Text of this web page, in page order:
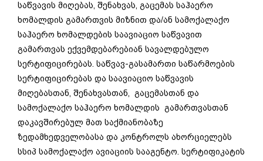
საწვავის მიღებას, შენახვას, გაცემას საჰაერო
ხომალდის გამართვის მიზნით და/ან სამოქალაქო
საჰაერო ხომალდების საავიაციო საწვავით
გამართვას ექვემდებარებიან სავალდებულო
სერტიფიცირებას. საწვავ-გასამართი საწარმოების
სერტიფიცირებას და საავიაციო საწვავის
მიღებასთან, შენახვასთან, გაცემასთან და
სამოქალაქო საჰაერო ხომალდის გამართვასთან
დაკავშირებულ მათ საქმიანობაზე
ზედამხედველობასა და კონტროლს ახორციელებს
სსიპ სამოქალაქო ავიაციის სააგენტო. სერტიფიკატის